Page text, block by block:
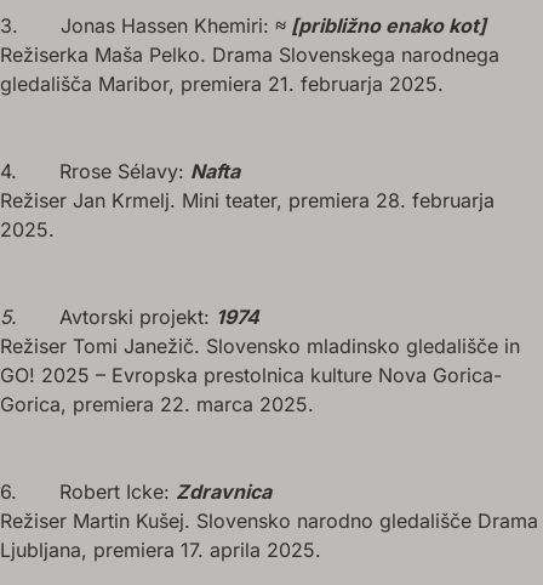
3. Jonas Hassen Khemiri: ≈ [približno enako kot]
Režiserka Maša Pelko. Drama Slovenskega narodnega
gledališča Maribor, premiera 21. februarja 2025.
4. Rrose Sélavy: Nafta
Režiser Jan Krmelj. Mini teater, premiera 28. februarja
2025.
5. Avtorski projekt: 1974
Režiser Tomi Janežič. Slovensko mladinsko gledališče in
GO! 2025 – Evropska prestolnica kulture Nova Gorica-
Gorica, premiera 22. marca 2025.
6. Robert Icke: Zdravnica
Režiser Martin Kušej. Slovensko narodno gledališče Drama
Ljubljana, premiera 17. aprila 2025.